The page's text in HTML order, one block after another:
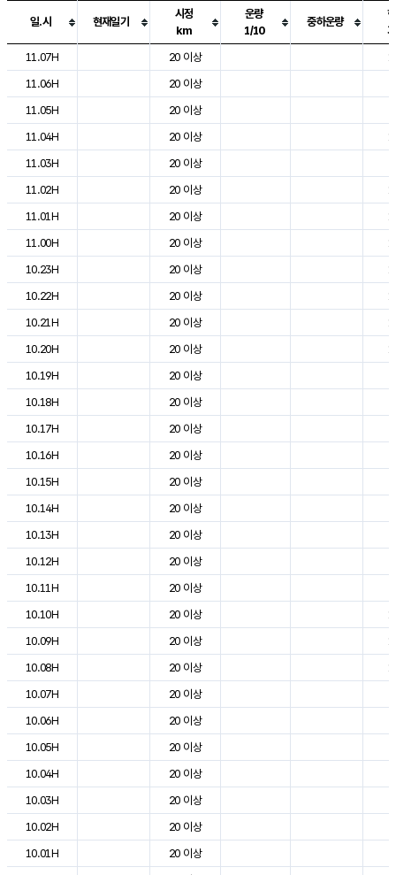
도시별 기상실황표로 지점, 날씨, 기온, 강수, 바람, 기압등을 안내한 표입
일.시 현재일기
시정
km
운량
1/10
중하운량
11.07H
20 이상
11.06H
20 이상
11.05H
20 이상
11.04H
20 이상
11.03H
20 이상
11.02H
20 이상
11.01H
20 이상
11.00H
20 이상
10.23H
20 이상
10.22H
20 이상
10.21H
20 이상
10.20H
20 이상
10.19H
20 이상
10.18H
20 이상
10.17H
20 이상
10.16H
20 이상
10.15H
20 이상
10.14H
20 이상
10.13H
20 이상
10.12H
20 이상
10.11H
20 이상
10.10H
20 이상
10.09H
20 이상
10.08H
20 이상
10.07H
20 이상
10.06H
20 이상
10.05H
20 이상
10.04H
20 이상
10.03H
20 이상
10.02H
20 이상
10.01H
20 이상